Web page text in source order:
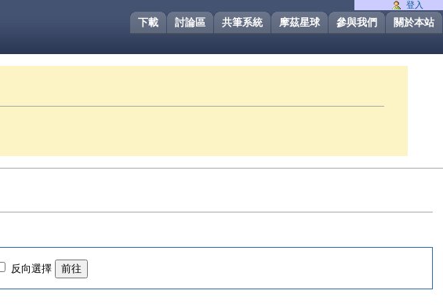
關於本站
參與我們
摩茲星球
共筆系統
討論區
下載
反向選擇
登入